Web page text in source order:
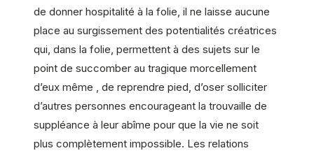
de donner hospitalité à la folie, il ne laisse aucune
place au surgissement des potentialités créatrices
qui, dans la folie, permettent à des sujets sur le
point de succomber au tragique morcellement
d’eux même , de reprendre pied, d’oser solliciter
d’autres personnes encourageant la trouvaille de
suppléance à leur abîme pour que la vie ne soit
plus complètement impossible. Les relations